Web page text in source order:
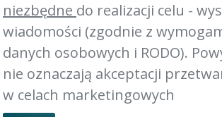
niezbędne do realizacji celu -
wiadomości (zgodnie z
danych osobowych i RODO).
nie oznaczają akceptacji
w celach marketingowych